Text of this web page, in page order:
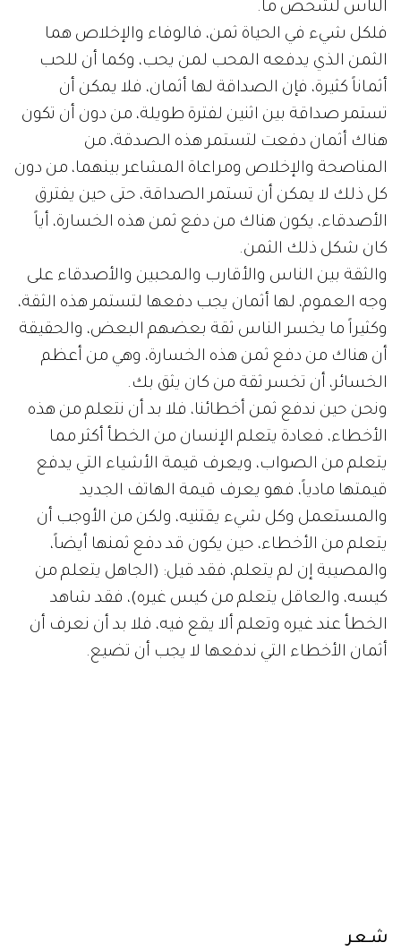
الناس لشخص ما.
فلكل شيء في الحياة ثمن، فالوفاء والإخلاص هما
الثمن الذي يدفعه المحب لمن يحب، وكما أن للحب
أثماناً كثيرة، فإن الصداقة لها أثمان، فلا يمكن أن
تستمر صداقة بين اثنين لفترة طويلة، من دون أن تكون
هناك أثمان دفعت لتستمر هذه الصدقة، من
المناصحة والإخلاص ومراعاة المشاعر بينهما، من دون
كل ذلك لا يمكن أن تستمر الصداقة، حتى حين يفترق
الأصدقاء، يكون هناك من دفع ثمن هذه الخسارة، أياً
كان شكل ذلك الثمن.
والثقة بين الناس والأقارب والمحبين والأصدقاء على
وجه العموم، لها أثمان يجب دفعها لتستمر هذه الثقة،
وكثيراً ما يخسر الناس ثقة بعضهم البعض، والحقيقة
أن هناك من دفع ثمن هذه الخسارة، وهي من أعظم
الخسائر، أن تخسر ثقة من كان يثق بك.
ونحن حين ندفع ثمن أخطائنا، فلا بد أن نتعلم من هذه
الأخطاء، فعادة يتعلم الإنسان من الخطأ أكثر مما
يتعلم من الصواب، ويعرف قيمة الأشياء التي يدفع
قيمتها مادياً، فهو يعرف قيمة الهاتف الجديد
والمستعمل وكل شيء يقتنيه، ولكن من الأوجب أن
يتعلم من الأخطاء، حين يكون قد دفع ثمنها أيضاً،
والمصيبة إن لم يتعلم، فقد قيل: (الجاهل يتعلم من
كيسه، والعاقل يتعلم من كيس غيره)، فقد شاهد
الخطأ عند غيره وتعلم ألا يقع فيه، فلا بد أن نعرف أن
أثمان الأخطاء التي ندفعها لا يجب أن تضيع.
شـعر